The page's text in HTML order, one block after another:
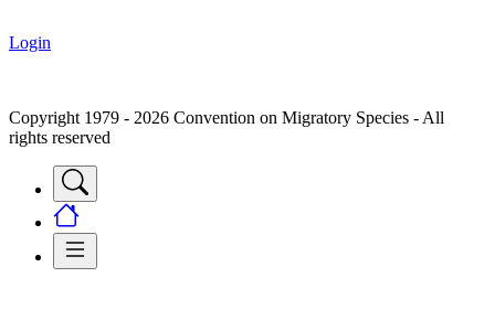
Login
Copyright 1979 - 2026 Convention on Migratory Species - All
rights reserved